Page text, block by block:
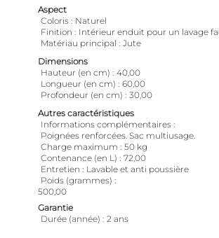
Aspect
Coloris
Naturel
Finition
Intérieur enduit pour un lavage
Matériau principal
Jute
Dimensions
Hauteur (en cm)
40,00
Longueur (en cm)
60,00
Profondeur (en cm)
30,00
Autres caractéristiques
Informations complémentaires
Poignées renforcées. Sac multiusage.
Charge maximum
50 kg
Contenance (en L)
72,00
Entretien
Lavable et anti poussière
Poids (grammes)
500,00
Garantie
Durée (année)
2 ans